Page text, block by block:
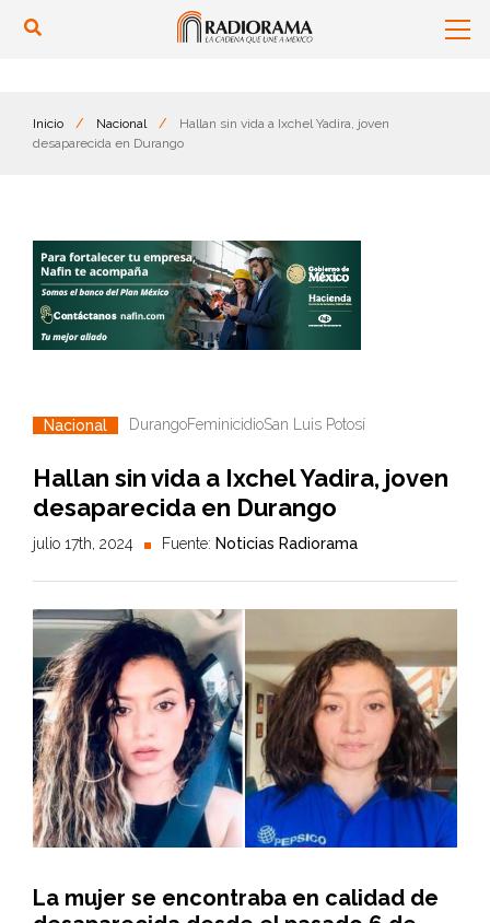
Inicio / Nacional /
Hallan sin vida a Ixchel Yadira, joven
desaparecida en Durango
Nacional DurangoFeminicidioSan Luis Potosí
Hallan sin vida a Ixchel Yadira, joven
desaparecida en Durango
julio 17th, 2024 Fuente: Noticias Radiorama
La mujer se encontraba en calidad de